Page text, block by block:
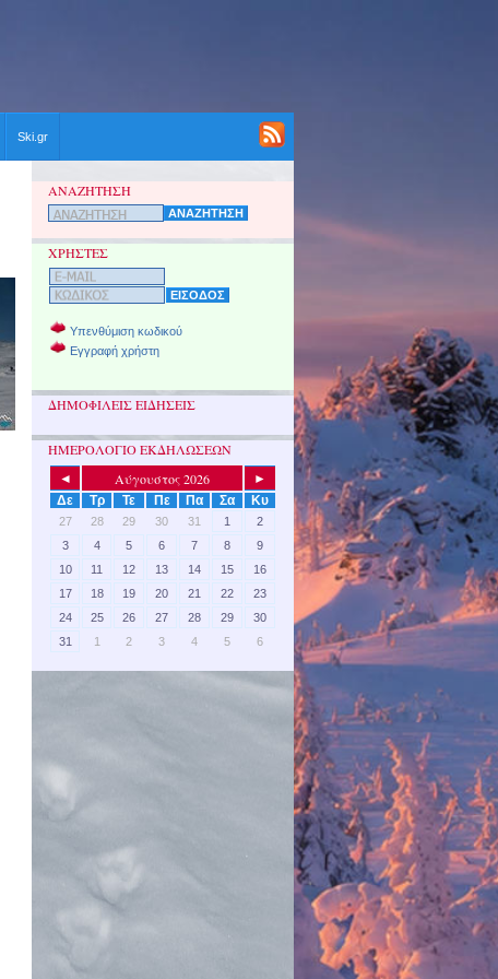
Ski.gr
ΑΝΑΖΗΤΗΣΗ
ΧΡΗΣΤΕΣ
Υπενθύμιση κωδικού
Εγγραφή χρήστη
ΔΗΜΟΦΙΛΕΙΣ ΕΙΔΗΣΕΙΣ
ΗΜΕΡΟΛΟΓΙΟ ΕΚΔΗΛΩΣΕΩΝ
◄ Αύγουστος 2026
►
Δε
Τρ Τε Πε Πα Σα Κυ
27 28 29 30 31 1
2
3
4 5 6 7 8
9
10
11 12 13 14 15
16
17
18 19 20 21 22
23
24
25 26 27 28 29
30
31
1 2 3 4 5 6